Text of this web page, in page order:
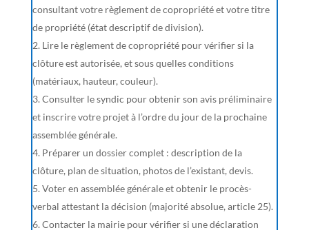
consultant votre règlement de copropriété et votre titre
de propriété (état descriptif de division).
Lire le règlement de copropriété pour vérifier si la
clôture est autorisée, et sous quelles conditions
(matériaux, hauteur, couleur).
Consulter le syndic pour obtenir son avis préliminaire
et inscrire votre projet à l’ordre du jour de la prochaine
assemblée générale.
Préparer un dossier complet : description de la
clôture, plan de situation, photos de l’existant, devis.
Voter en assemblée générale et obtenir le procès-
verbal attestant la décision (majorité absolue, article 25).
Contacter la mairie pour vérifier si une déclaration